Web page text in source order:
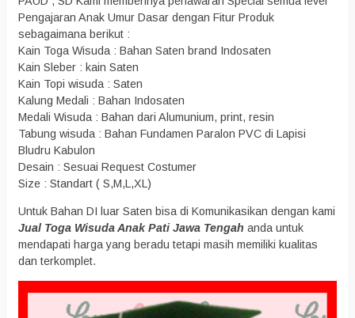
Pengajaran Anak Umur Dasar dengan Fitur Produk
sebagaimana berikut :
Kain Toga Wisuda : Bahan Saten brand Indosaten
Kain Sleber : kain Saten
Kain Topi wisuda : Saten
Kalung Medali : Bahan Indosaten
Medali Wisuda : Bahan dari Alumunium, print, resin
Tabung wisuda : Bahan Fundamen Paralon PVC di Lapisi
Bludru Kabulon
Desain : Sesuai Request Costumer
Size : Standart ( S,M,L,XL)
Untuk Bahan DI luar Saten bisa di Komunikasikan dengan kami
Jual Toga Wisuda Anak Pati Jawa Tengah anda untuk
mendapati harga yang beradu tetapi masih memiliki kualitas
dan terkomplet.